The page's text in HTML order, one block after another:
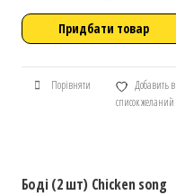
Придбати товар
Порівняти
Добавить в
список желаний
Боді (2 шт) Chicken song